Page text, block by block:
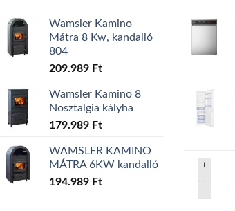
Wamsler Kamino
Mátra 8 Kw, kandalló
804
209.989 Ft
Wamsler Kamino 8
Nosztalgia kályha
179.989 Ft
WAMSLER KAMINO
MÁTRA 6KW kandalló
194.989 Ft